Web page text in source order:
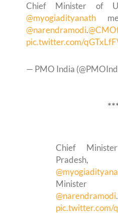
Chief Minister of
@myogiadityanath
@narendramodi.
pic.twitter.com/
— PMO India
Chief
Minister
@narendramodi.
pic.twitter.com/